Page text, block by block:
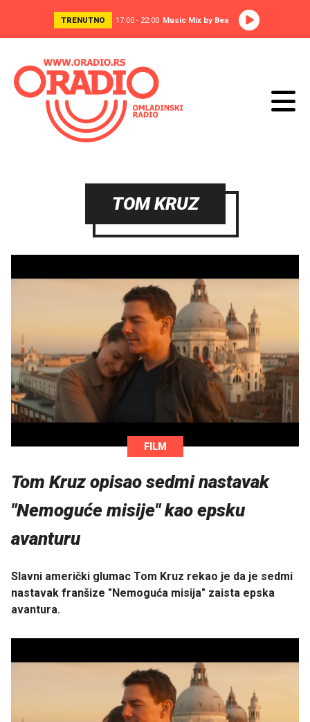
TRENUTNO 17:00 - 22:00 Music Mix by Bea
TOM KRUZ
FILM
Tom Kruz opisao sedmi nastavak
"Nemoguće misije" kao epsku
avanturu
Slavni američki glumac Tom Kruz rekao je da je sedmi
nastavak franšize "Nemoguća misija" zaista epska
avantura.